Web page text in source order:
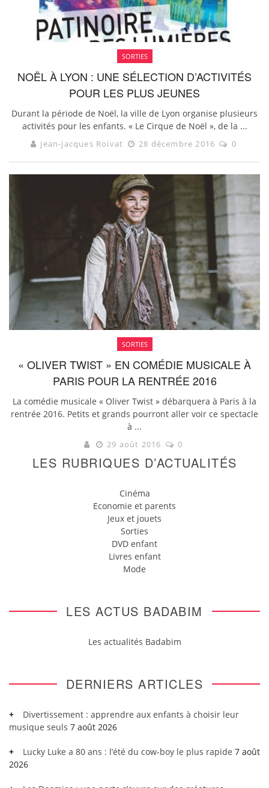
SORTIES
NOËL À LYON : UNE SÉLECTION D’ACTIVITÉS
POUR LES PLUS JEUNES
Durant la période de Noël, la ville de Lyon organise plusieurs
activités pour les enfants. « Le Cirque de Noël », de la ...
jean-jacques Roivat 28 décembre 2016 0
SORTIES
« OLIVER TWIST » EN COMÉDIE MUSICALE À
PARIS POUR LA RENTRÉE 2016
La comédie musicale « Oliver Twist » débarquera à Paris à la
rentrée 2016. Petits et grands pourront aller voir ce spectacle
à ...
29 août 2016 0
LES RUBRIQUES D’ACTUALITÉS
Cinéma
Economie et parents
Jeux et jouets
Sorties
DVD enfant
Livres enfant
Mode
LES ACTUS BADABIM
Les actualités Badabim
DERNIERS ARTICLES
Divertissement : apprendre aux enfants à choisir leur
musique seuls 7 août 2026
Lucky Luke a 80 ans : l’été du cow-boy le plus rapide 7 août
2026